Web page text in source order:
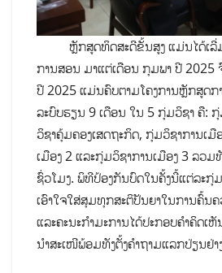
ຫຼັກສູດທິດສະດີຂັ້ນສູງ ແມ່ນໄດ້ເລີ່ມ
ການສອນ ມາແຕ່ເດືອນ ກຸມພາ ປີ 2025
ປີ 2025 ແມ່ນຄົບຕາມໂຄງການຫຼັກສູດ
ລະບົບຮຽນ 9 ເດືອນ ໃນ 5 ກຸ່ມວິຊາ ຄື:
ວິຊາຄຸ້ມຄອງເສດຖະກິດ, ກຸ່ມວິຊາການເມື
ເມືອງ 2 ແລະກຸ່ມວິຊາການເມືອງ 3 ລວ
ຊົ່ວໂມງ. ພິທີປ້ອງກັນບົດໃນຄັ້ງນີ້ແຕ່ລະກຸ່
ເອົາໃຈໃສ່ສຸມທຸກສະຕິປັນຍາໃນການຄົ້ນ
ແລະຄະນະກຳມະການໄດ້ປະກອບຄໍາຄິດເ
ນໍາສະເໜີພ້ອມທັງຕັ້ງຄໍາຖາມແລກປ່ຽນຢ່າ